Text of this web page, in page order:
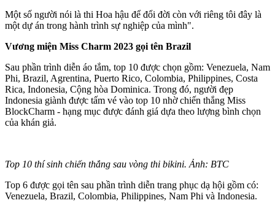
Một số người nói là thi Hoa hậu để đổi đời còn với riêng tôi đây là
một dự án trong hành trình sự nghiệp của mình".
Vương miện Miss Charm 2023 gọi tên Brazil
Sau phần trình diễn áo tắm, top 10 được chọn gồm: Venezuela, Nam
Phi, Brazil, Agrentina, Puerto Rico, Colombia, Philippines, Costa
Rica, Indonesia, Cộng hòa Dominica. Trong đó, người đẹp
Indonesia giành được tấm vé vào top 10 nhờ chiến thắng Miss
BlockCharm - hạng mục được đánh giá dựa theo lượng bình chọn
của khán giả.
Top 10 thí sinh chiến thắng sau vòng thi bikini. Ảnh: BTC
Top 6 được gọi tên sau phần trình diễn trang phục dạ hội gồm có:
Venezuela, Brazil, Colombia, Philippines, Nam Phi và Indonesia.